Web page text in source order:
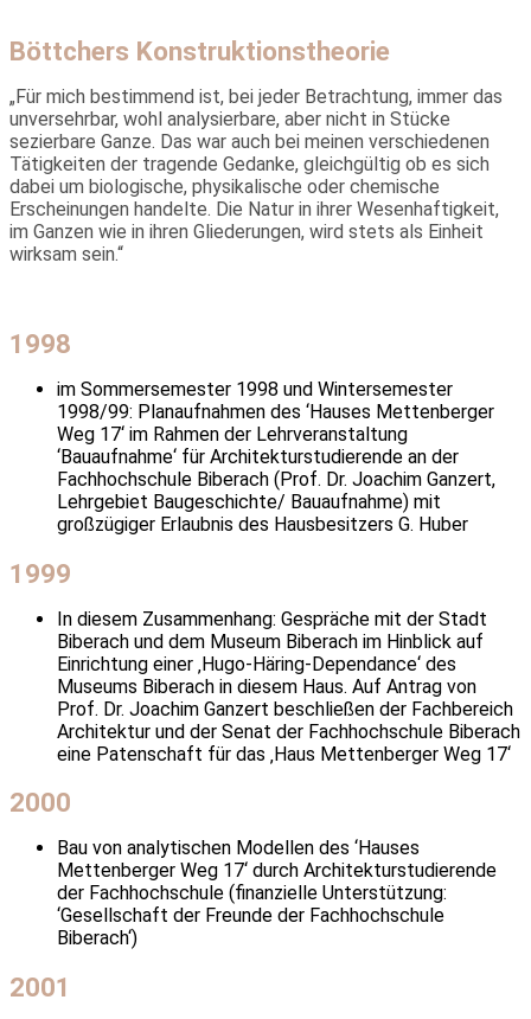
Böttchers Konstruktionstheorie
„Für mich bestimmend ist, bei jeder Betrachtung, immer das
unver­sehrbar, wohl analysierbare, aber nicht in Stücke
sezierbare Ganze. Das war auch bei meinen verschiedenen
Tätigkeiten der tragende Gedanke, gleichgültig ob es sich
dabei um biologische, physikalische oder chemische
Erscheinungen handelte. Die Natur in ihrer Wesenhaftigkeit,
im Ganzen wie in ihren Gliederungen, wird stets als Einheit
wirksam sein.“
1998
im Sommersemester 1998 und Wintersemester
1998/99: Planaufnahmen des ‘Hauses Mettenberger
Weg 17‘ im Rahmen der Lehrveranstaltung
‘Bauaufnahme‘ für Architekturstudierende an der
Fachhochschule Biberach (Prof. Dr. Joachim Ganzert,
Lehrgebiet Baugeschichte/ Bauaufnahme) mit
großzügiger Erlaubnis des Hausbesitzers G. Huber
1999
In diesem Zusammenhang: Gespräche mit der Stadt
Biberach und dem Museum Biberach im Hinblick auf
Einrichtung einer ‚Hugo-Häring-Dependance‘ des
Museums Biberach in diesem Haus. Auf Antrag von
Prof. Dr. Joachim Ganzert beschließen der Fachbereich
Architektur und der Senat der Fachhochschule Biberach
eine Patenschaft für das ‚Haus Mettenberger Weg 17‘
2000
Bau von analytischen Modellen des ‘Hauses
Mettenberger Weg 17‘ durch Architekturstudierende
der Fachhochschule (finanzielle Unterstützung:
‘Gesellschaft der Freunde der Fachhochschule
Biberach‘)
2001